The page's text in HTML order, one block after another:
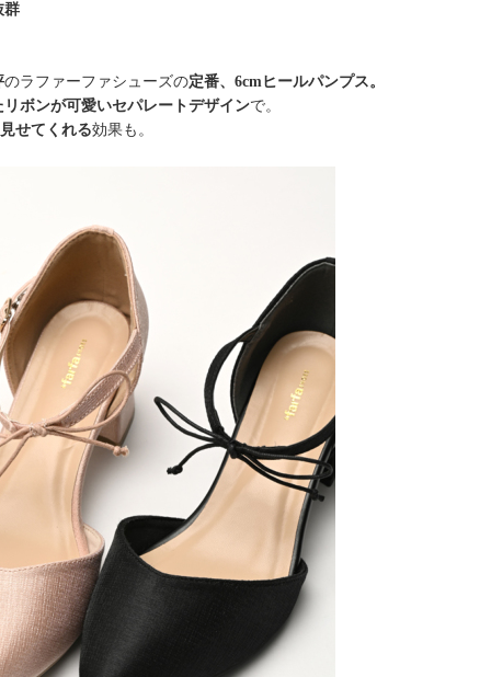
群
のラファーファシューズの定番、6cmヒールパンプス。
ボンが可愛いセパレートデザインで。
せてくれる効果も。